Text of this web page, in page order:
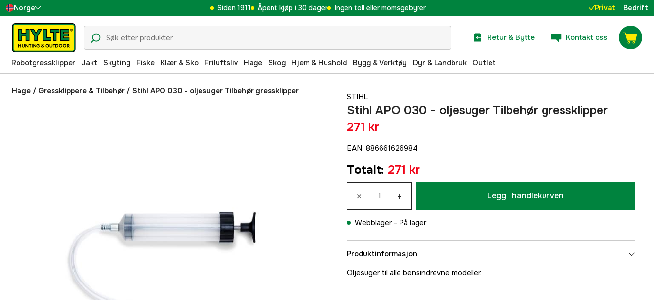
Norge
Sverige
Danmark
Suomi
Deutschland
Siden 1911 Åpent kjøp i 30 dager Ingen toll eller momsgebyrer Privat Bedrift
Retur & Bytte Kontakt oss
Robotgressklipper Jakt Skyting Fiske Klær & Sko Friluftsliv Hage Skog Hjem & Hushold Bygg & Verktøy Dyr & Landbruk Outlet
Hage / Gressklippere & Tilbehør / Stihl APO 030 - oljesuger Tilbehør gressklipper
STIHL
Stihl APO 030 - oljesuger Tilbehør gressklipper
271 kr
EAN: 886661626984
Totalt: 271 kr
× + Legg i handlekurven
Webblager - På lager
Produktinformasjon
Oljesuger til alle bensindrevne modeller.